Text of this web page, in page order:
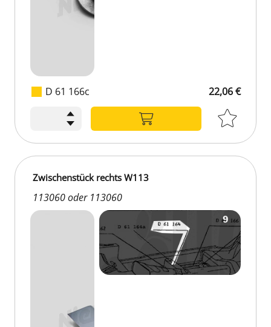
D 61 166c 22,06 €
Zwischenstück rechts W113
113060 oder 113060